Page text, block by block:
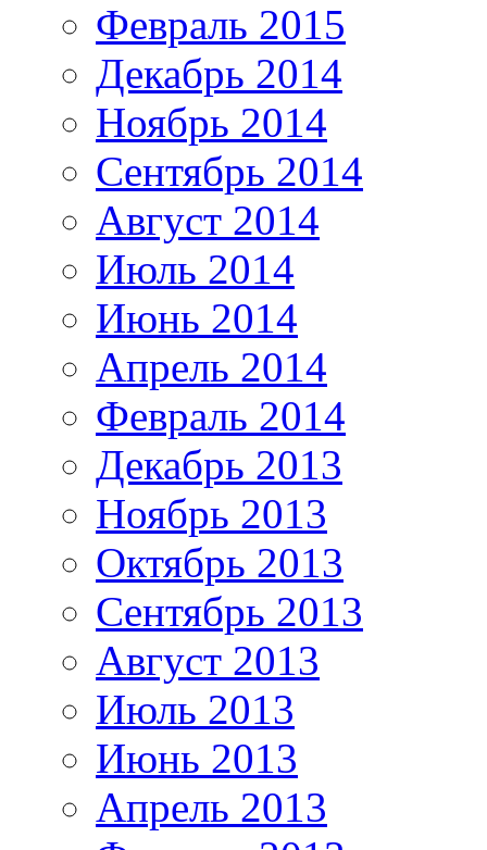
Февраль 2015
Декабрь 2014
Ноябрь 2014
Сентябрь 2014
Август 2014
Июль 2014
Июнь 2014
Апрель 2014
Февраль 2014
Декабрь 2013
Ноябрь 2013
Октябрь 2013
Сентябрь 2013
Август 2013
Июль 2013
Июнь 2013
Апрель 2013